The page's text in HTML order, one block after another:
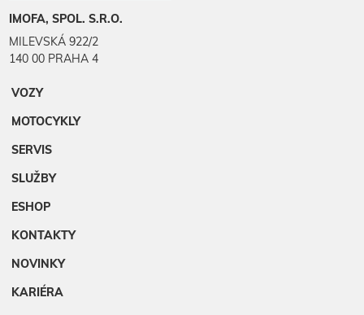
IMOFA, SPOL. S.R.O.
MILEVSKÁ 922/2
140 00 PRAHA 4
VOZY
MOTOCYKLY
SERVIS
SLUŽBY
ESHOP
KONTAKTY
NOVINKY
KARIÉRA